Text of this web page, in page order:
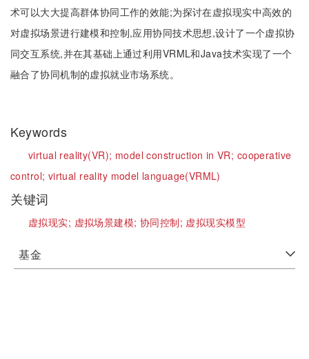
术可以大大提高群体协同工作的效能;为探讨在虚拟现实中高效的
对虚拟场景进行建模和控制,应用协同技术思想,设计了一个虚拟协
同交互系统,并在其基础上通过利用VRML和Java技术实现了一个
融合了协同机制的虚拟就业市场系统。
Keywords
virtual reality(VR); model construction in VR; cooperative
control; virtual reality model language(VRML)
关键词
虚拟现实; 虚拟场景建模; 协同控制; 虚拟现实模型
基金